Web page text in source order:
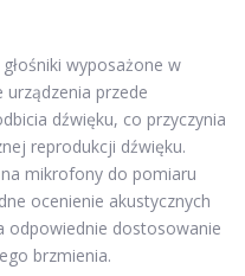
wyposażone w
urządzenia przede
dźwięku, co przyczynia
reprodukcji dźwięku.
mikrofony do pomiaru
ocenienie akustycznych
odpowiednie dostosowanie
brzmienia.